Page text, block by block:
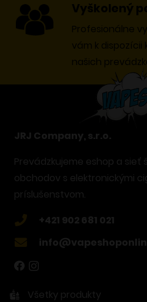
Vyškolený
Profesionálne
vám k dispozícii
našich
JRJ Company, s.r.o.
Prevádzkujeme eshop a sieť
obchodov s elektronickými
príslušenstvom.
+421 902 681 021
Všetky produkty